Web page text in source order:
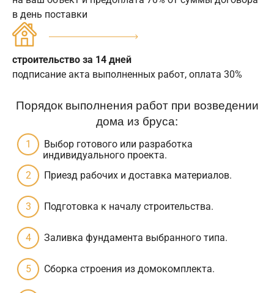
в день поставки
строительство за 14 дней
подписание акта выполненных работ, оплата 30%
Порядок выполнения работ при возведении
дома из бруса:
Выбор готового или разработка
индивидуального проекта.
Приезд рабочих и доставка материалов.
Подготовка к началу строительства.
Заливка фундамента выбранного типа.
Сборка строения из домокомплекта.